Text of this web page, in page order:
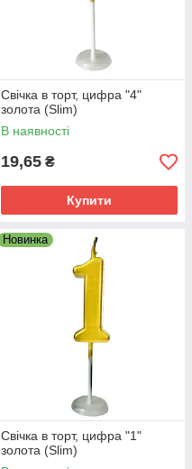
Свічка в торт, цифра "4"
золота (Slim)
В наявності
19,65 ₴
Купити
Новинка
Свічка в торт, цифра "1"
золота (Slim)